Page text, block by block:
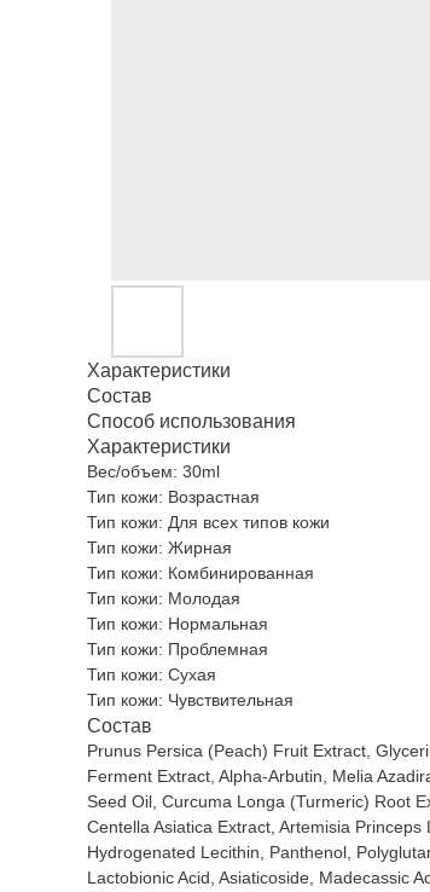
Характеристики
Состав
Способ использования
Характеристики
Вес/объем: 30ml
Тип кожи: Возрастная
Тип кожи: Для всех типов кожи
Тип кожи: Жирная
Тип кожи: Комбинированная
Тип кожи: Молодая
Тип кожи: Нормальная
Тип кожи: Проблемная
Тип кожи: Сухая
Тип кожи: Чувствительная
Состав
Prunus Persica (Peach) Fruit Extract,
Ferment Extract, Alpha-Arbutin, Melia
Seed Oil, Curcuma Longa (Turmeric) Root
Centella Asiatica Extract, Artemisia
Hydrogenated Lecithin, Panthenol,
Lactobionic Acid, Asiaticoside, Madecassic